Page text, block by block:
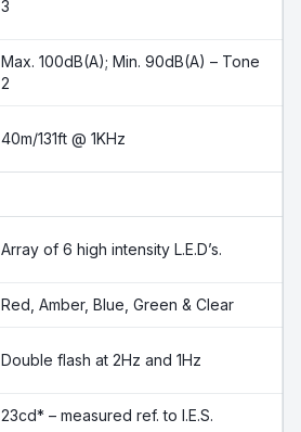
3
Max. 100dB(A); Min. 90dB(A) – Tone
2
40m/131ft @ 1KHz
Array of 6 high intensity L.E.D’s.
Red, Amber, Blue, Green & Clear
Double flash at 2Hz and 1Hz
23cd* – measured ref. to I.E.S.